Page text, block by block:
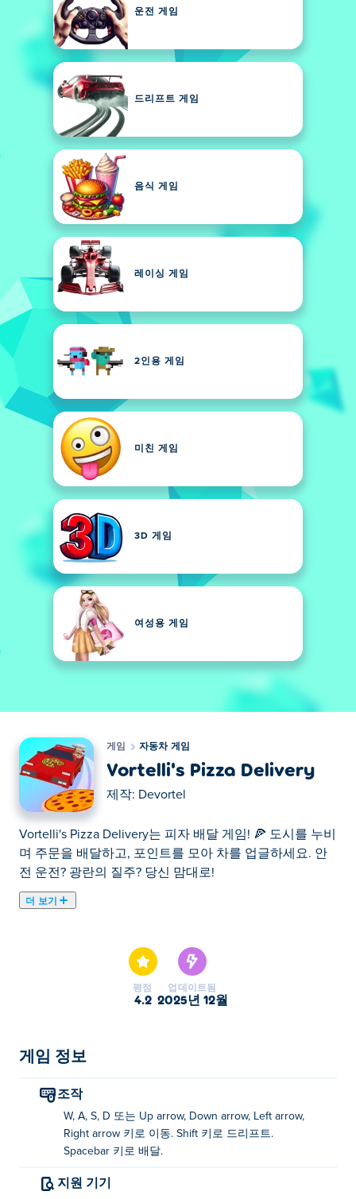
운전 게임
드리프트 게임
음식 게임
레이싱 게임
2인용 게임
미친 게임
3D 게임
여성용 게임
게임 자동차 게임
Vortelli's Pizza Delivery
제작: Devortel
Vortelli's Pizza Delivery는 피자 배달 게임! 🍕 도시를 누비
며 주문을 배달하고, 포인트를 모아 차를 업글하세요. 안
전 운전? 광란의 질주? 당신 맘대로!
더 보기
동차를 제어하고, 압박감 속에서도 성공하는 데 능숙합니
까? 이제 당신이 빛날 시간입니다! 물론 원한다면 혼돈을
받아들이고 난폭하게 운전하고 장애물에 부딪힐 수도 있
Vortelli의 피자 배달을 플레이하는 방법은 무엇
입니까?
이동: WASD 또는 화살표 키
드리프트: 시프트
전달: 스페이스바
평점
4.2
업데이트됨
2025년 12월
게임 정보
조작
W, A, S, D 또는 Up arrow, Down arrow, Left arrow,
Right arrow 키로 이동. Shift 키로 드리프트.
Spacebar 키로 배달.
지원 기기